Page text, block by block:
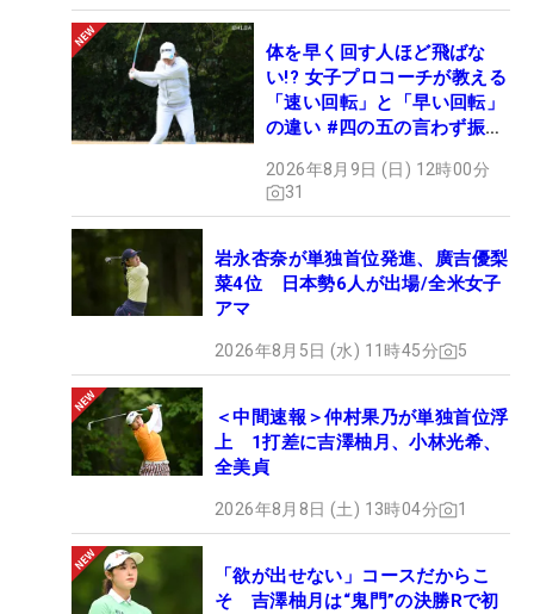
体を早く回す人ほど飛ばな
い!? 女子プロコーチが教える
「速い回転」と「早い回転」
の違い #四の五の言わず振り
2026年8月9日 (日) 12時00分
31
岩永杏奈が単独首位発進、廣吉優梨
菜4位 日本勢6人が出場/全米女子
アマ
2026年8月5日 (水) 11時45分 5
＜中間速報＞仲村果乃が単独首位浮
上 1打差に吉澤柚月、小林光希、
全美貞
2026年8月8日 (土) 13時04分 1
「欲が出せない」コースだからこ
そ 吉澤柚月は“鬼門”の決勝Rで初